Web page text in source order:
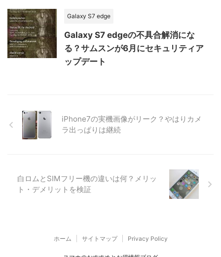
Galaxy S7 edge
Galaxy S7 edgeの不具合解消にな
る？サムスンが6月にセキュリティア
ップデート
iPhone7の実機画像がリーク？やはりカメ
ラ出っぱりは継続
白ロムとSIMフリー機の違いは何？メリッ
ト・デメリットを検証
ホーム サイトマップ Privacy Policy